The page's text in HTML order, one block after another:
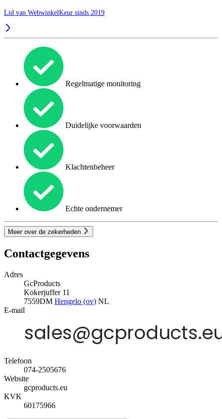
Lid van WebwinkelKeur sinds 2019
Regelmatige monitoring
Duidelijke voorwaarden
Klachtenbeheer
Echte ondernemer
Meer over de zekerheden
Contactgegevens
Adres
GcProducts
Kokerjuffer 11
7559DM Hengelo (ov) NL
E-mail
Telefoon
074-2505676
Website
gcproducts.eu
KVK
60175966